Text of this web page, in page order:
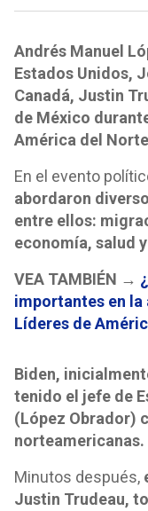
Andrés Manuel
Estados Unidos,
Canadá, Justin
de México
América del
En el evento
abordaron
entre ellos:
economía, salud
VEA TAMBIÉN →
importantes en la
Líderes de
Biden,
tenido el jefe de
(López Obrador)
norteamericanas.
Minutos después,
Justin Trudeau,